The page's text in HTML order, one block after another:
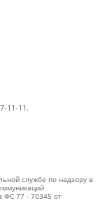
11-11.
службе по надзору в
ФС 77 - 70345 от